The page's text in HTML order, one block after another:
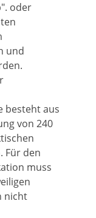
oder
und
besteht aus
von 240
Für den
muss
nicht